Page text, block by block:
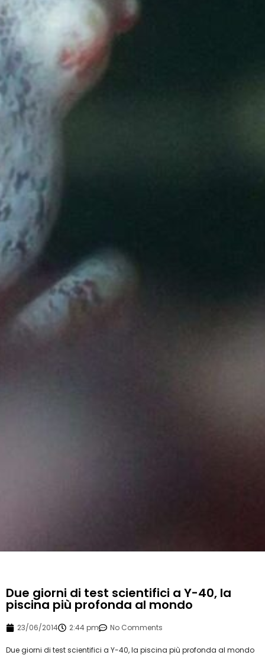
Due giorni di test scientifici a Y-40, la
piscina più profonda al mondo
23/06/2014 2:44 pm No Comments
Due giorni di test scientifici a Y-40, la piscina più profonda al mondo